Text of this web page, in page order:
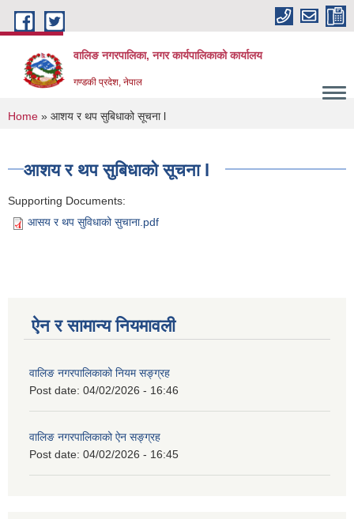
Skip to main content
वालिङ नगरपालिका, नगर कार्यपालिकाको कार्यालय
गण्डकी प्रदेश, नेपाल
You are here
Home » आशय र थप सुबिधाको सूचना l
आशय र थप सुबिधाको सूचना l
Supporting Documents:
आसय र थप सुविधाको सुचाना.pdf
ऐन र सामान्य नियमावली
वालिङ नगरपालिकाको नियम सङ्ग्रह
Post date: 04/02/2026 - 16:46
वालिङ नगरपालिकाको ऐन सङ्ग्रह
Post date: 04/02/2026 - 16:45